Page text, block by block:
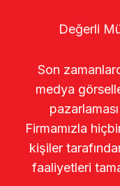
Değerli
Son
medya
Firmamızla
kişiler
faaliyetleri